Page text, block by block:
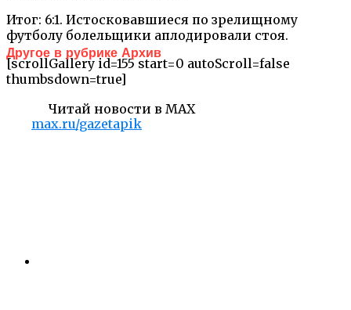
Итог: 6:1. Истосковавшиеся по зрелищному
футболу болельщики аплодировали стоя.
[scrollGallery id=155 start=0 autoScroll=false
thumbsdown=true]
Читай новости в MAX
max.ru/gazetapik
Другое в рубрике Архив